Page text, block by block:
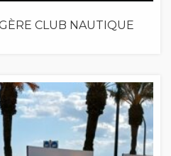
CLUB NAUTIQUE